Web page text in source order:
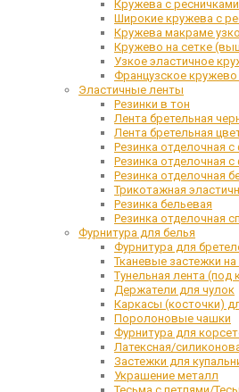
Кружева с ресничками
Широкие кружева с
Кружева макраме
Кружево на сетке
Узкое эластичное
Французское кружево
Эластичные ленты
Резинки в тон
Лента бретельная
Лента бретельная
Резинка отделочная
Резинка отделочная
Резинка отделочная
Трикотажная
Резинка бельевая
Резинка отделочная
Фурнитура для белья
Фурнитура для
Тканевые застежки
Тунельная лента (под
Держатели для чулок
Каркасы (косточки)
Поролоновые чашки
Фурнитура для
Латексная/
Застежки для
Украшение металл